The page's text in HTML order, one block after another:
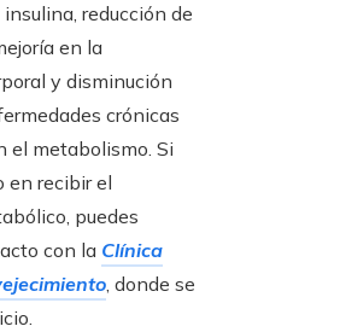
reducción de
en la
y disminución
crónicas
el metabolismo. Si
en recibir el
puedes
con la Clínica
, donde se